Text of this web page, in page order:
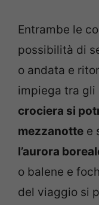
Entrambe le
possibilità di
o andata e
impiega tra gli
crociera si
mezzanotte e
l’aurora
o balene e
del viaggio si